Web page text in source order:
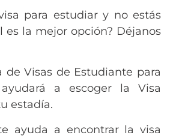
para estudiar y no estás
es la mejor opción? Déjanos
de Visas de Estudiante para
a escoger la Visa
estadía.
ayuda a encontrar la visa